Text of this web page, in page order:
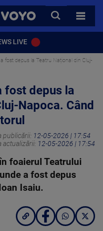
VOYO
CAUTA
TOATE
LIVE
fost depus la Teatru Național din Cluj-
fost depus la
Napoca. Când
publicării: 12-05-2026 | 17:54
actualizării: 12-05-2026 | 17:54
foaierul Teatrului
a fost depus
Isaiu.